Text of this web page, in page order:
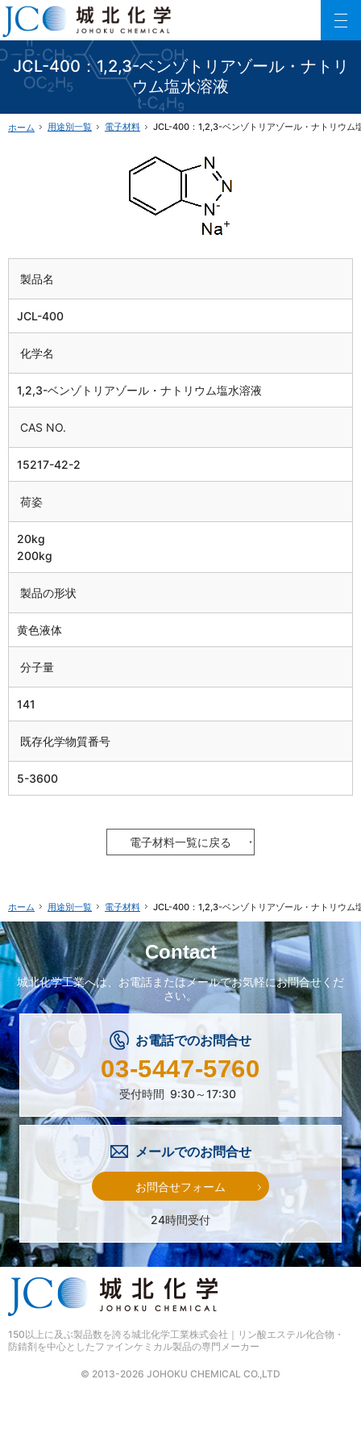
JCL-400：1,2,3-ベンゾトリアゾール・ナトリ
ウム塩水溶液
150以上に及ぶリン酸エステル化合物を利用した製品数でご要望にお応えします。
ファインケミカル製品の専門メーカー 城北化学工業株式会社
ホーム 用途別一覧 電子材料 JCL-400：1,2,3-ベンゾトリアゾール・ナトリウム
製品名
JCL-400
化学名
1,2,3-ベンゾトリアゾール・ナトリウム塩水溶液
CAS NO.
15217-42-2
荷姿
20kg
200kg
製品の形状
黄色液体
分子量
141
既存化学物質番号
5-3600
電子材料一覧に戻る
ホーム 用途別一覧 電子材料 JCL-400：1,2,3-ベンゾトリアゾール・ナトリウム
Contact
城北化学工業へは、 お電話またはメールでお気軽にお問合せくだ
さい。
お電話でのお問合せ
03-5447-5760
受付時間 9:30～17:30
メールでのお問合せ
お問合せフォーム
24時間受付
© 2013-2026 JOHOKU CHEMICAL CO.,LTD
150以上に及ぶ製品数を誇る城北化学工業株式会社｜リン酸エステル化合物・
防錆剤を中心としたファインケミカル製品の専門メーカー